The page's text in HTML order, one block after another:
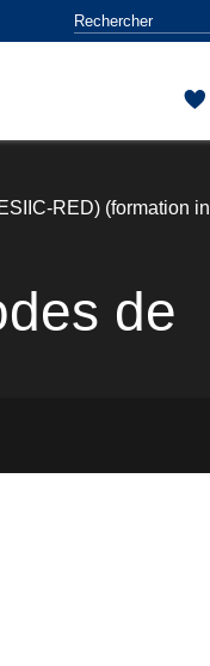
RED) (formation
de